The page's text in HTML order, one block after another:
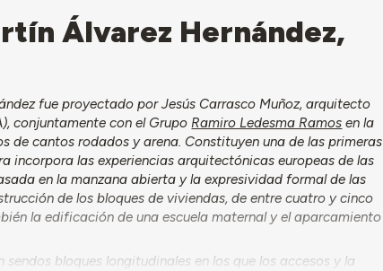
Álvarez Hernández,
fue proyectado por Jesús Carrasco Muñoz, arquitecto
conjuntamente con el GrupoRamiro Ledesma Ramos en la
de cantos rodados y arena. Constituyen una de las primeras
incorpora las experiencias arquitectónicas europeas de las
en la manzana abierta y la expresividad formal de las
de los bloques de viviendas, de entre cuatro y cinco
la edificación de una escuela maternal y el aparcamiento
bloques longitudinales en los que los accesos y la